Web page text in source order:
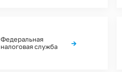
Федеральная
налоговая служба
→